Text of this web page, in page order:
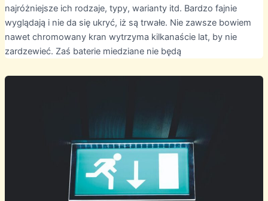
najróżniejsze ich rodzaje, typy, warianty itd. Bardzo fajnie
wyglądają i nie da się ukryć, iż są trwałe. Nie zawsze bowiem
nawet chromowany kran wytrzyma kilkanaście lat, by nie
zardzewieć. Zaś baterie miedziane nie będą